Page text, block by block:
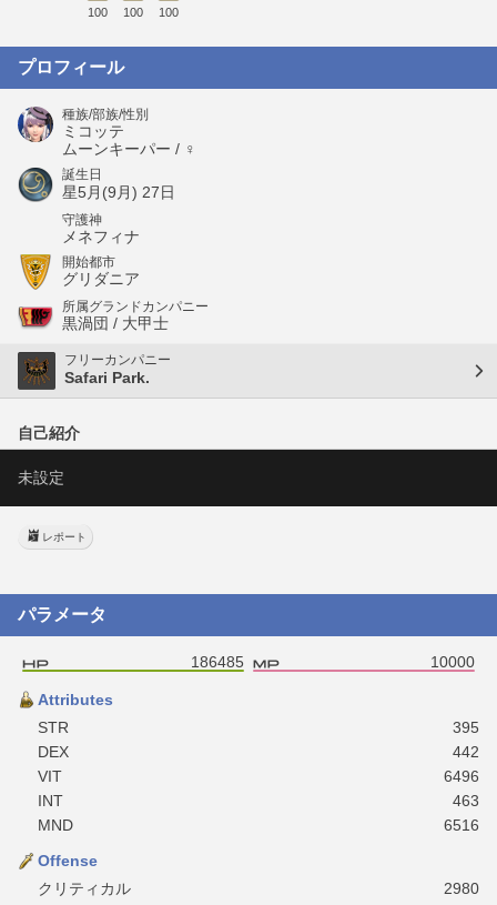
100 100 100
プロフィール
種族/部族/性別
ミコッテ
ムーンキーパー / ♀
誕生日
星5月(9月) 27日
守護神
メネフィナ
開始都市
グリダニア
所属グランドカンパニー
黒渦団 / 大甲士
フリーカンパニー
Safari Park.
自己紹介
未設定
レポート
パラメータ
186485 10000
Attributes
STR
395
DEX
442
VIT
6496
INT
463
MND
6516
Offense
クリティカル
2980